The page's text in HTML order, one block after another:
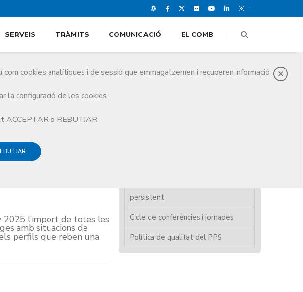
cookies analítiques i de sessió que emmagatzemen i recuperen informació
la configuració de les cookies
ACCEPTAR o REBUTJAR
SERVEIS TRÀMITS COMUNICACIÓ EL COMB
2025 l’import de totes les
amb situacions de
perfils que reben una
Unitat d’atenció COVID-19
persistent
Cicle de conferències i jornades
Política de qualitat del PPS